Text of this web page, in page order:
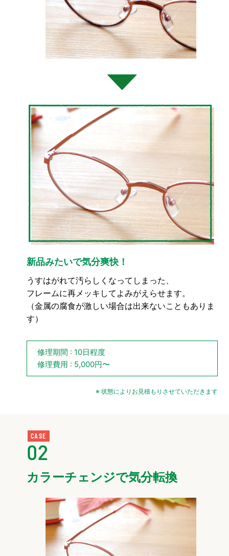
新品みたいで気分爽快！
うすはがれて汚らしくなってしまった、
フレームに再メッキしてよみがえらせます。
（金属の腐食が激しい場合は出来ないこともありま
す）
修理期間 : 10日程度
修理費用 : 5,000円〜
※ 状態によりお見積もりさせていただきます
CASE
02
カラーチェンジで気分転換